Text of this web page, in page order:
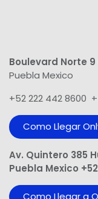
Boulevard Norte 9
Puebla Mexico
+52 222 442 8600
Como Llegar
Av. Quintero 385
Puebla Mexico
Como Llegar a